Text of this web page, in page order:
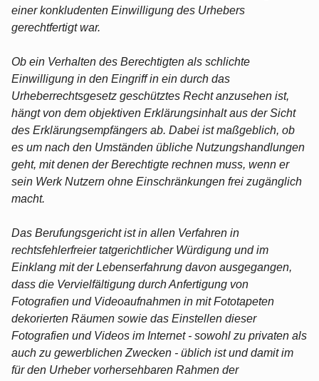
einer konkludenten Einwilligung des Urhebers
gerechtfertigt war.
Ob ein Verhalten des Berechtigten als schlichte
Einwilligung in den Eingriff in ein durch das
Urheberrechtsgesetz geschütztes Recht anzusehen ist,
hängt von dem objektiven Erklärungsinhalt aus der Sicht
des Erklärungsempfängers ab. Dabei ist maßgeblich, ob
es um nach den Umständen übliche Nutzungshandlungen
geht, mit denen der Berechtigte rechnen muss, wenn er
sein Werk Nutzern ohne Einschränkungen frei zugänglich
macht.
Das Berufungsgericht ist in allen Verfahren in
rechtsfehlerfreier tatgerichtlicher Würdigung und im
Einklang mit der Lebenserfahrung davon ausgegangen,
dass die Vervielfältigung durch Anfertigung von
Fotografien und Videoaufnahmen in mit Fototapeten
dekorierten Räumen sowie das Einstellen dieser
Fotografien und Videos im Internet - sowohl zu privaten als
auch zu gewerblichen Zwecken - üblich ist und damit im
für den Urheber vorhersehbaren Rahmen der